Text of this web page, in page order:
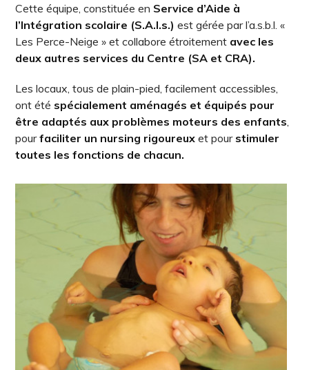
Cette équipe, constituée en Service d’Aide à
l’Intégration scolaire (S.A.I.s.) est gérée par l’a.s.b.l. «
Les Perce-Neige » et collabore étroitement avec les
deux autres services du Centre (SA et CRA).
Les locaux, tous de plain-pied, facilement accessibles,
ont été spécialement aménagés et équipés pour
être adaptés aux problèmes moteurs des enfants
pourfaciliter un nursing rigoureux et pourstimuler
toutes les fonctions de chacun.